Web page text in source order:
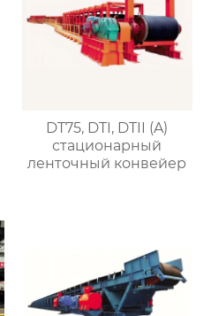
DT75, DTI, DTII (A)
стационарный
ленточный конвейер